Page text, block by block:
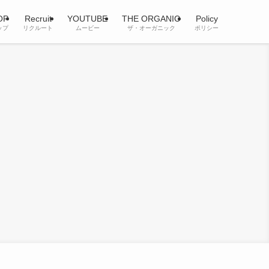
プ
Recruit
リクルート
YOUTUBE
ムービー
THE ORGANIC
ザ・オーガニック
Policy
ポリシー